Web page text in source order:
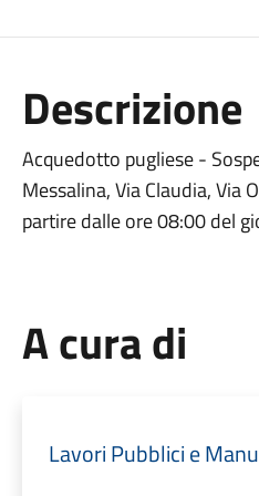
Descrizione
Acquedotto pugliese -
Messalina, Via Claudia, Via
partire dalle ore 08:00 del
A cura di
Lavori Pubblici e